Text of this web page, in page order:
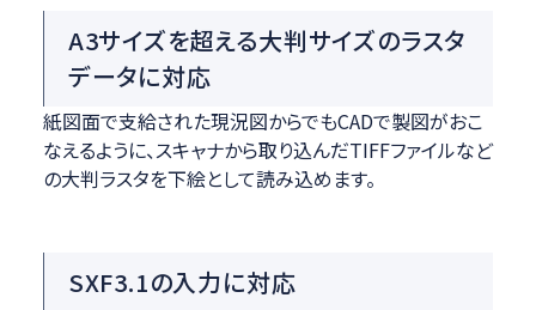
A3サイズを超える大判サイズのラスタ
データに対応
紙図面で支給された現況図からでもCADで製図がおこ
なえるように、スキャナから取り込んだTIFFファイルなど
の大判ラスタを下絵として読み込めます。
SXF3.1の入力に対応